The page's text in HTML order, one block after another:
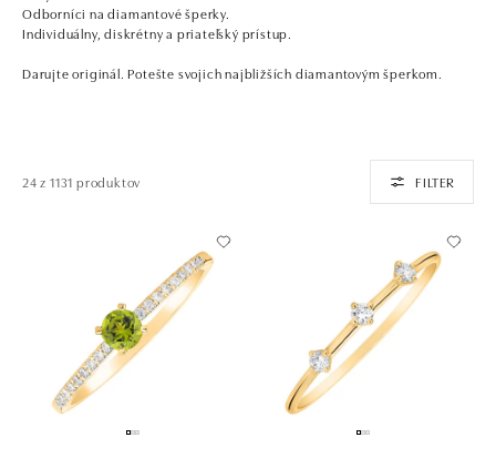
Odborníci na diamantové šperky.
Individuálny, diskrétny a priateľský prístup.
Darujte originál. Potešte svojich najbližších diamantovým šperkom.
24 z 1131 produktov FILTER